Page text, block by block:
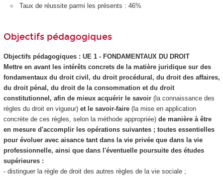
Taux de réussite parmi les présents : 46%
Objectifs pédagogiques
Objectifs pédagogiques : UE 1 - FONDAMENTAUX DU DROIT
Mettre en avant les intérêts concrets de la matière juridique sur des
fondamentaux du droit civil, du droit procédural, du droit des affaires,
du droit pénal, du droit de la consommation et du droit
constitutionnel, afin de mieux acquérir le savoir(la connaissance des
règles du droit en vigueur) et le savoir-faire(la mise en application
concrète de ces règles, selon la méthode appropriée) de manière à être
en mesure d'accomplir les opérations suivantes ; toutes essentielles
pour évoluer avec aisance tant dans la vie privée que dans la vie
professionnelle, ainsi que dans l'éventuelle poursuite des études
supérieures :
- distinguer la règle de droit des autres règles de la vie sociale ;